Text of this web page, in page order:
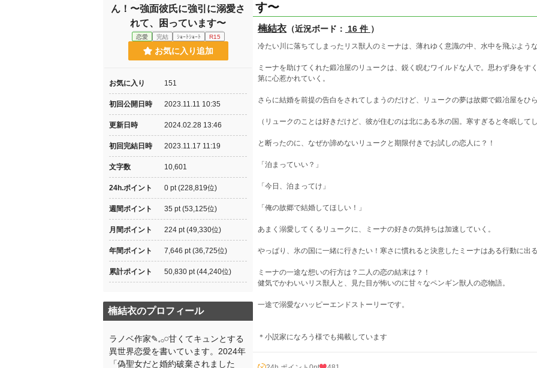
す〜
楠結衣 （近況ボード： 16 件 ）
冷たい川に落ちてしまったリス獣人のミーナは、薄れゆく意識の中、水中を飛ぶよう
ミーナを助けてくれた鍛冶屋のリュークは、鋭く睨むワイルドな人で。思わず身をす
第に心惹かれていく。
さらに結婚を前提の告白をされてしまうのだけど、リュークの夢は故郷で鍛冶屋をひ
（リュークのことは好きだけど、彼が住むのは北にある氷の国。寒すぎると冬眠して
と断ったのに、なぜか諦めないリュークと期限付きでお試しの恋人に？！
「泊まっていい？」
「今日、泊まってけ」
「俺の故郷で結婚してほしい！」
あまく溺愛してくるリュークに、ミーナの好きの気持ちは加速していく。
やっぱり、氷の国に一緒に行きたい！寒さに慣れると決意したミーナはある行動に出
ミーナの一途な想いの行方は？二人の恋の結末は？！
健気でかわいいリス獣人と、見た目が怖いのに甘々なペンギン獣人の恋物語。
一途で溺愛なハッピーエンドストーリーです。
＊小説家になろう様でも掲載しています
ん！〜強面彼氏に強引に溺愛さ
れて、困っています〜
恋愛 完結 ｼｮｰﾄｼｮｰﾄ R15
お気に入り追加
お気に入り 151
初回公開日時 2023.11.11 10:35
更新日時 2024.02.28 13:46
初回完結日時 2023.11.17 11:19
文字数 10,601
24h.ポイント 0 pt (228,819位)
週間ポイント 35 pt (53,125位)
月間ポイント 224 pt (49,330位)
年間ポイント 7,646 pt (36,725位)
累計ポイント 50,830 pt (44,240位)
楠結衣のプロフィール
ラノベ作家✎𓈒𓂂𓏸甘くてキュンとする
異世界恋愛を書いています。2024年
「偽聖女だと婚約破棄されました